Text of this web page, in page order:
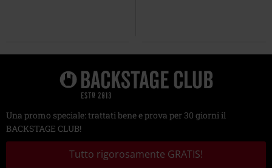
Una promo speciale: trattati bene e prova per 30 giorni il
BACKSTAGE CLUB!
Tutto rigorosamente GRATIS!